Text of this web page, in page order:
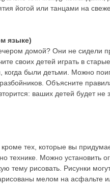
йогой или танцами на
языке)
домой? Они не сидели
своих детей играть в
были детьми. Можно
Объясните
ваших детей будет не
тех, которые вы
технике. Можно установить
тему рисовать. Рисунки
мелом на асфальте